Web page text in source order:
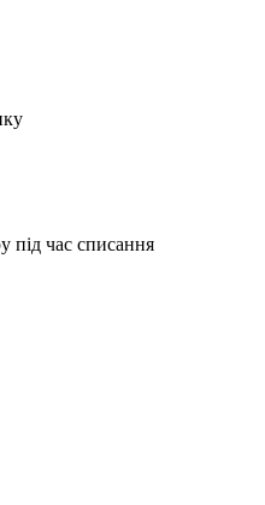
під час списання